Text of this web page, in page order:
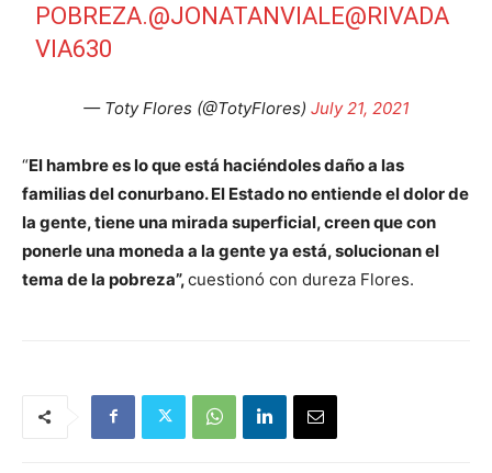
POBREZA.@JONATANVIALE@RIVADA
VIA630
— Toty Flores (@TotyFlores) July 21, 2021
“El hambre es lo que está haciéndoles daño a las
familias del conurbano. El Estado no entiende el dolor de
la gente, tiene una mirada superficial, creen que con
ponerle una moneda a la gente ya está, solucionan el
tema de la pobreza”,cuestionó con dureza Flores.